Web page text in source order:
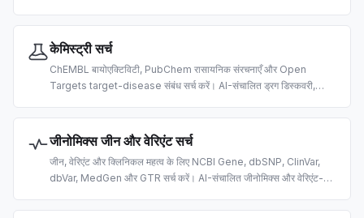
केमिस्ट्री सर्च
ChEMBL बायोएक्टिविटी, PubChem रासायनिक संरचनाएँ और Open
Targets target-disease संबंध सर्च करें। AI-संचालित ड्रग डिस्कवरी,
जीनोमिक्स जीन और वेरिएंट सर्च
जीन, वेरिएंट और क्लिनिकल महत्व के लिए NCBI Gene, dbSNP, ClinVar,
dbVar, MedGen और GTR सर्च करें। AI-संचालित जीनोमिक्स और वेरिएंट-